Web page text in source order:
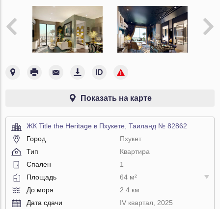
Показать на карте
ЖК Title the Heritage в Пхукете, Таиланд № 82862
Город
Пхукет
Тип
Квартира
Спален
1
Площадь
64 м²
До моря
2.4 км
Дата сдачи
IV квартал, 2025